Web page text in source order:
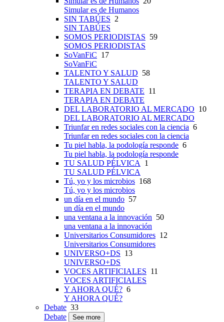
Simular es de Humanos
SIN TABÚES 2
SIN TABÚES
SOMOS PERIODISTAS 59
SOMOS PERIODISTAS
SoVanFiC 17
SoVanFiC
TALENTO Y SALUD 58
TALENTO Y SALUD
TERAPIA EN DEBATE 11
TERAPIA EN DEBATE
DEL LABORATORIO AL MERCADO 10
DEL LABORATORIO AL MERCADO
Triunfar en redes sociales con la ciencia 6
Triunfar en redes sociales con la ciencia
Tu piel habla, la podología responde 6
Tu piel habla, la podología responde
TU SALUD PÉLVICA
1
TU SALUD PÉLVICA
Tú, yo y los microbios 168
Tú, yo y los microbios
un día en el mundo 57
un día en el mundo
una ventana a la innovación 50
una ventana a la innovación
Universitarios Consumidores 12
Universitarios Consumidores
UNIVERSO+DS 13
UNIVERSO+DS
VOCES ARTIFICIALES 11
VOCES ARTIFICIALES
Y AHORA QUÉ? 6
Y AHORA QUÉ?
Debate 33
Debate
See more